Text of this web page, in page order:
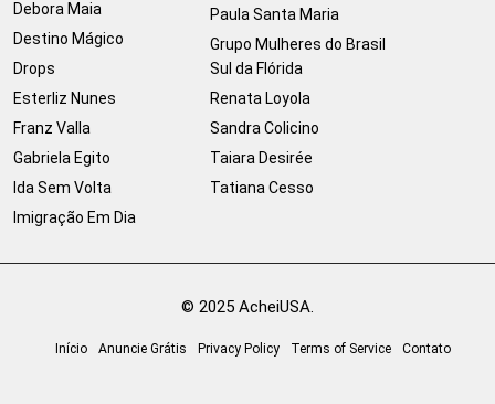
Debora Maia
Destino Mágico
Drops
Esterliz Nunes
Franz Valla
Gabriela Egito
Ida Sem Volta
Imigração Em Dia
Paula Santa Maria
Grupo Mulheres do Brasil
Sul da Flórida
Renata Loyola
Sandra Colicino
Taiara Desirée
Tatiana Cesso
© 2025 AcheiUSA.
Início Anuncie Grátis Privacy Policy Terms of Service Contato